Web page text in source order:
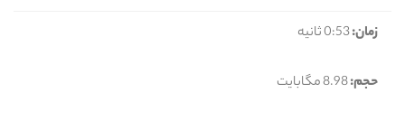
زمان:0:53 ثانیه
حجم:8.98 مگابایت